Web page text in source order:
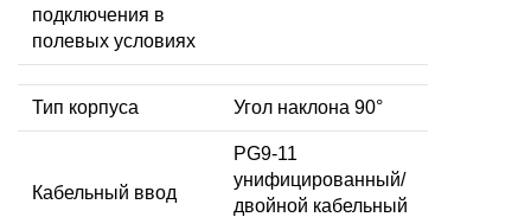
подключения в
полевых условиях
Тип корпуса Угол наклона 90°
Кабельный ввод
PG9-11
унифицированный/
двойной кабельный